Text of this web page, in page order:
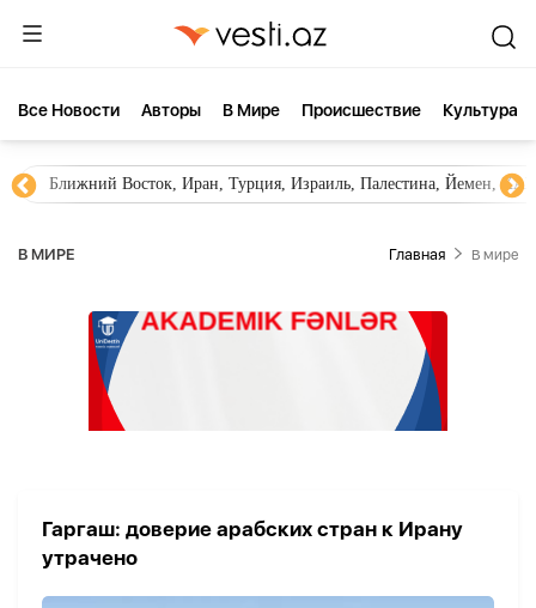
Все Новости Aвторы В Мире Происшествие Культура
Ближний Восток, Иран, Турция, Израиль, Палестина, Йемен,
В МИРЕ Главная В мире
Гаргаш: доверие арабских стран к Ирану
утрачено